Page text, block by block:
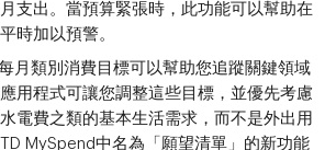
支出。當預算緊張時，此功能可以幫助在
時加以預警。
月類別消費目標可以幫助您追蹤關鍵領域
用程式可讓您調整這些目標，並優先考慮
電費之類的基本生活需求，而不是外出用
MySpend中名為 「願望清單」的新功能